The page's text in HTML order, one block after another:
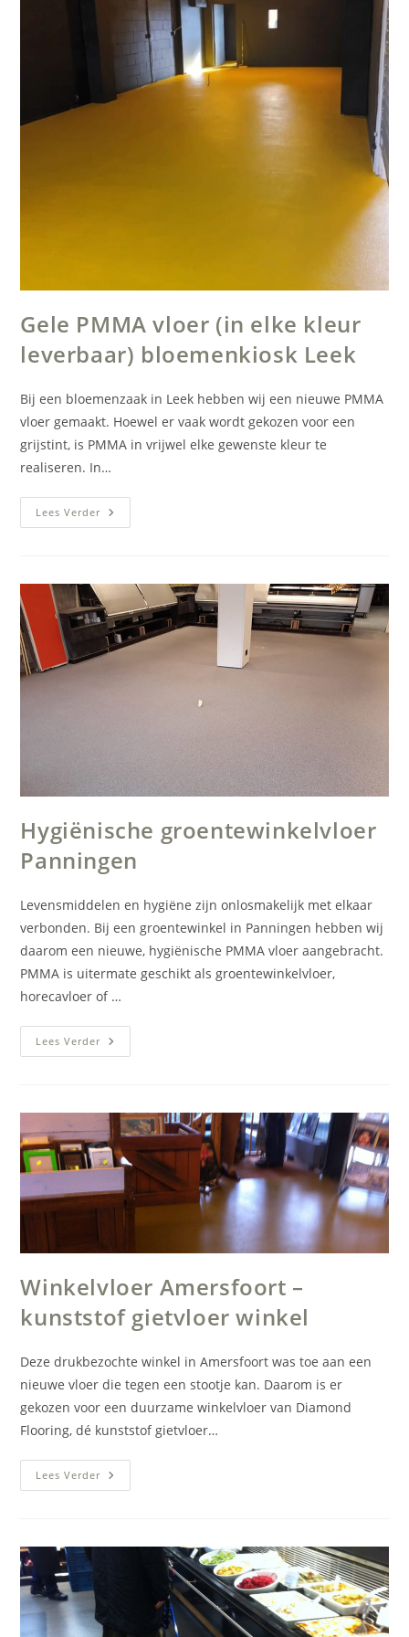
Gele PMMA vloer (in elke kleur
leverbaar) bloemenkiosk Leek
Bij een bloemenzaak in Leek hebben wij een nieuwe PMMA
vloer gemaakt. Hoewel er vaak wordt gekozen voor een
grijstint, is PMMA in vrijwel elke gewenste kleur te
realiseren. In…
Lees VerderGele
PMMA
Leverbaar)
Bloemenkiosk
Leek
Hygiënische groentewinkelvloer
Panningen
Levensmiddelen en hygiëne zijn onlosmakelijk met elkaar
verbonden. Bij een groentewinkel in Panningen hebben wij
daarom een nieuwe, hygiënische PMMA vloer aangebracht.
PMMA is uitermate geschikt als groentewinkelvloer,
horecavloer of …
Lees VerderHygiënische
Groentewinkelvloer
Winkelvloer Amersfoort –
kunststof gietvloer winkel
Deze drukbezochte winkel in Amersfoort was toe aan een
nieuwe vloer die tegen een stootje kan. Daarom is er
gekozen voor een duurzame winkelvloer van Diamond
Flooring, dé kunststof gietvloer…
Lees VerderWinkelvloer
Amersfoort